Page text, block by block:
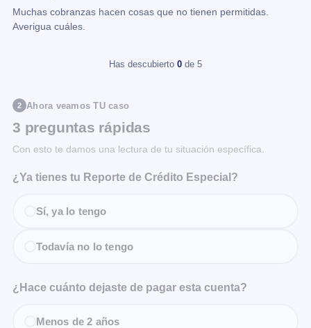
Muchas cobranzas hacen cosas que no tienen permitidas.
Averigua cuáles.
Has descubierto 0 de 5
2 Ahora veamos TU caso
3 preguntas rápidas
Con esto te damos una lectura de tu situación específica.
¿Ya tienes tu Reporte de Crédito Especial?
Sí, ya lo tengo
Todavía no lo tengo
¿Hace cuánto dejaste de pagar esta cuenta?
Menos de 2 años